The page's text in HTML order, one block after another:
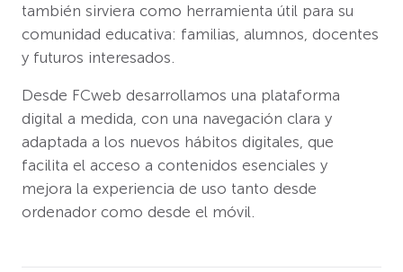
también sirviera como herramienta útil para su
comunidad educativa: familias, alumnos, docentes
y futuros interesados.
Desde FCweb desarrollamos una plataforma
digital a medida, con una navegación clara y
adaptada a los nuevos hábitos digitales, que
facilita el acceso a contenidos esenciales y
mejora la experiencia de uso tanto desde
ordenador como desde el móvil.